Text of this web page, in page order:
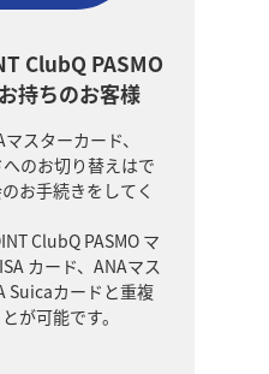
ClubQ PASMO
持ちのお客様
スターカード、
のお切り替えはで
お手続きをしてく
ClubQ PASMO マ
カード、ANAマス
Suicaカードと重複
が可能です。